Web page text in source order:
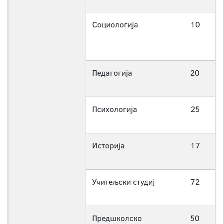
Социологија 10
Педагогија 20
Психологија 25
Историја 17
Учитељски студиј 72
Предшколско
50